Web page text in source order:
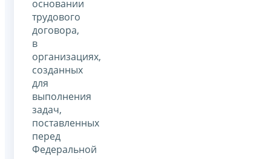
основании
трудового
договора,
в
организациях,
созданных
для
выполнения
задач,
поставленных
перед
Федеральной